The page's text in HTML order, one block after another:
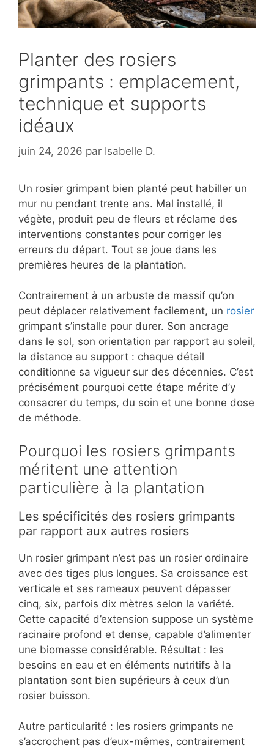
Planter des rosiers
grimpants : emplacement,
technique et supports
idéaux
juin 24, 2026 par Isabelle D.
Un rosier grimpant bien planté peut habiller un
mur nu pendant trente ans. Mal installé, il
végète, produit peu de fleurs et réclame des
interventions constantes pour corriger les
erreurs du départ. Tout se joue dans les
premières heures de la plantation.
Contrairement à un arbuste de massif qu’on
peut déplacer relativement facilement, un rosier
grimpant s’installe pour durer. Son ancrage
dans le sol, son orientation par rapport au soleil,
la distance au support : chaque détail
conditionne sa vigueur sur des décennies. C’est
précisément pourquoi cette étape mérite d’y
consacrer du temps, du soin et une bonne dose
de méthode.
Pourquoi les rosiers grimpants
méritent une attention
particulière à la plantation
Les spécificités des rosiers grimpants
par rapport aux autres rosiers
Un rosier grimpant n’est pas un rosier ordinaire
avec des tiges plus longues. Sa croissance est
verticale et ses rameaux peuvent dépasser
cinq, six, parfois dix mètres selon la variété.
Cette capacité d’extension suppose un système
racinaire profond et dense, capable d’alimenter
une biomasse considérable. Résultat : les
besoins en eau et en éléments nutritifs à la
plantation sont bien supérieurs à ceux d’un
rosier buisson.
Autre particularité : les rosiers grimpants ne
s’accrochent pas d’eux-mêmes, contrairement